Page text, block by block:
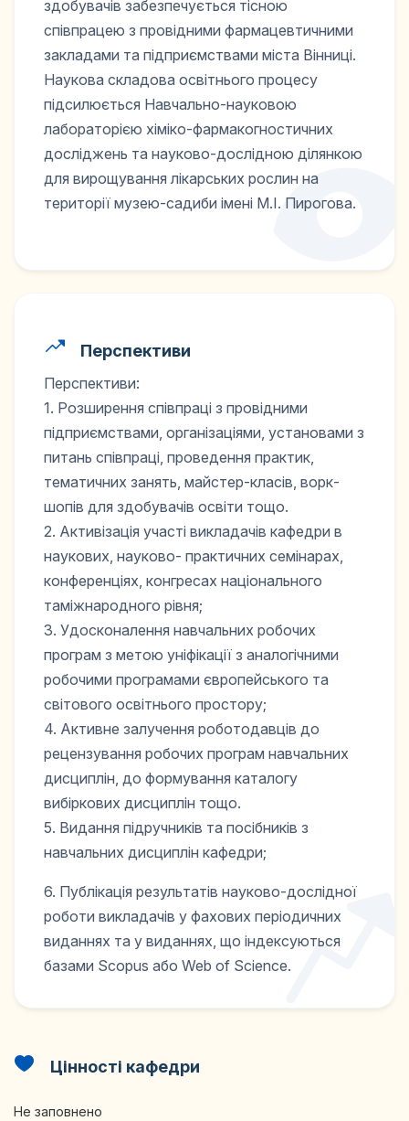
здобувачів забезпечується тісною
співпрацею з провідними фармацевтичними
закладами та підприємствами міста Вінниці.
Наукова складова освітнього процесу
підсилюється Навчально-науковою
лабораторією хіміко-фармакогностичних
досліджень та науково-дослідною ділянкою
для вирощування лікарських рослин на
території музею-садиби імені М.І. Пирогова.
Перспективи
Перспективи:
1. Розширення співпраці з провідними
підприємствами, організаціями, установами з
питань співпраці, проведення практик,
тематичних занять, майстер-класів, ворк-
шопів для здобувачів освіти тощо.
2. Активізація участі викладачів кафедри в
наукових, науково- практичних семінарах,
конференціях, конгресах національного
таміжнародного рівня;
3. Удосконалення навчальних робочих
програм з метою уніфікації з аналогічними
робочими програмами європейського та
світового освітнього простору;
4. Активне залучення роботодавців до
рецензування робочих програм навчальних
дисциплін, до формування каталогу
вибіркових дисциплін тощо.
5. Видання підручників та посібників з
навчальних дисциплін кафедри;
6. Публікація результатів науково-дослідної
роботи викладачів у фахових періодичних
виданнях та у виданнях, що індексуються
базами Scopus або Web of Science.
Цінності кафедри
Не заповнено